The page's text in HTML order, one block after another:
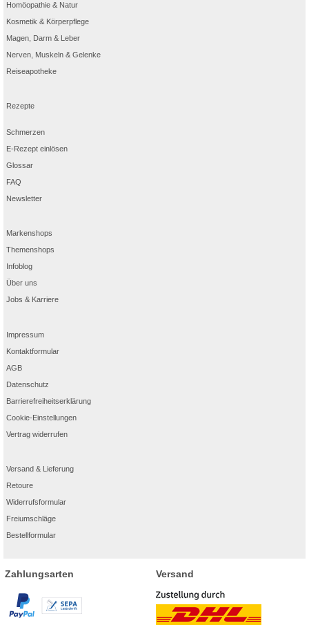
Homöopathie & Natur
Kosmetik & Körperpflege
Magen, Darm & Leber
Nerven, Muskeln & Gelenke
Reiseapotheke
Rezepte
Schmerzen
E-Rezept einlösen
Glossar
FAQ
Newsletter
Markenshops
Themenshops
Infoblog
Über uns
Jobs & Karriere
Impressum
Kontaktformular
AGB
Datenschutz
Barrierefreiheitserklärung
Cookie-Einstellungen
Vertrag widerrufen
Versand & Lieferung
Retoure
Widerrufsformular
Freiumschläge
Bestellformular
Zahlungsarten Versand